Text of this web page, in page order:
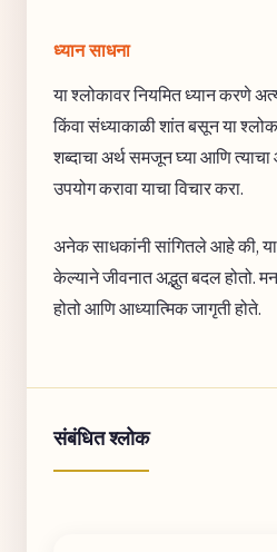
ध्यान साधना
या श्लोकावर नियमित ध्यान करणे
किंवा संध्याकाळी शांत बसून या
शब्दाचा अर्थ समजून घ्या आणि
उपयोग करावा याचा विचार करा.
अनेक साधकांनी सांगितले आहे की,
केल्याने जीवनात अद्भुत बदल होतो.
होतो आणि आध्यात्मिक जागृती होते.
संबंधित श्लोक